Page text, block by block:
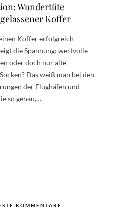
Wundertüte
Koffer
Koffer erfolgreich
die Spannung: wertvolle
oder doch nur alte
Das weiß man bei den
der Flughäfen und
so genau,…
KOMMENTARE